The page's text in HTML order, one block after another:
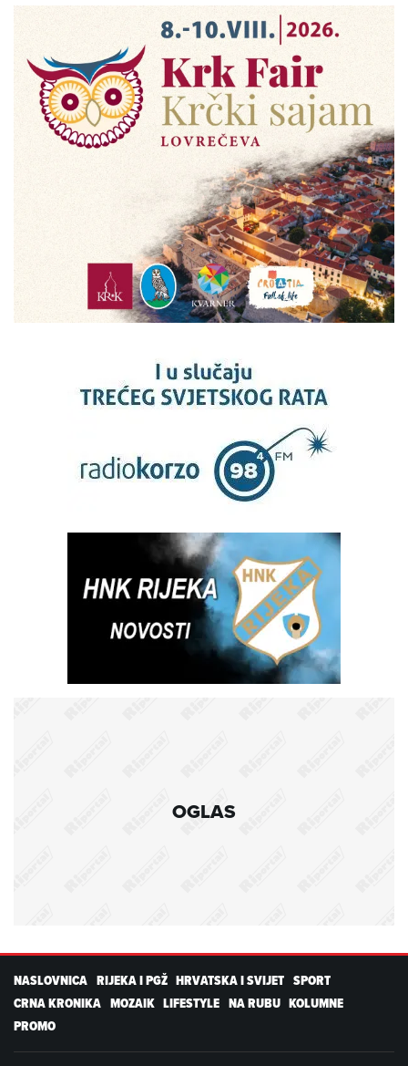
OGLAS
NASLOVNICA RIJEKA I PGŽ HRVATSKA I SVIJET SPORT
CRNA KRONIKA MOZAIK LIFESTYLE NA RUBU KOLUMNE
PROMO